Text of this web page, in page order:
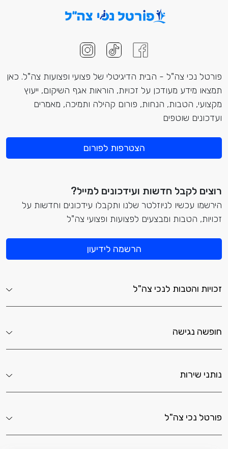
פורטל נכי צה"ל - הבית הדיגיטלי של פצועי ופצועות צה"ל. כאן
תמצאו מידע מעודכן על זכויות, הוראות אגף השיקום, ייעוץ
מקצועי, הטבות, הנחות, פורום קהילה ותמיכה, מאמרים
ועדכונים שוטפים
הצטרפות לפורום
רוצים לקבל חדשות ועידכונים למייל?
הירשמו עכשיו לניוזלטר שלנו ותקבלו עידכונים וחדשות על
זכויות, הטבות ומבצעים לפצועות ופצועי צה"ל
הרשמה לידיעון
זכויות והטבות לנכי צה"ל
חופשה נגישה
נותני שירות
פורטל נכי צה"ל